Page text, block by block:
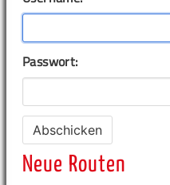
Passwort:
Neue Routen